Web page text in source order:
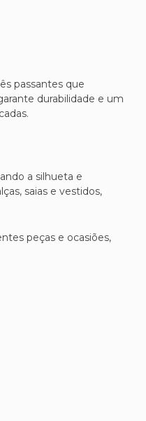
passantes que
durabilidade e um
a silhueta e
saias e vestidos,
peças e ocasiões,